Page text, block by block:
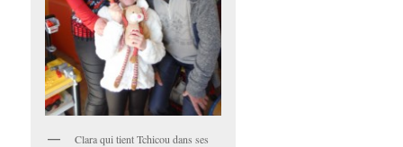
Clara qui tient Tchicou dans ses